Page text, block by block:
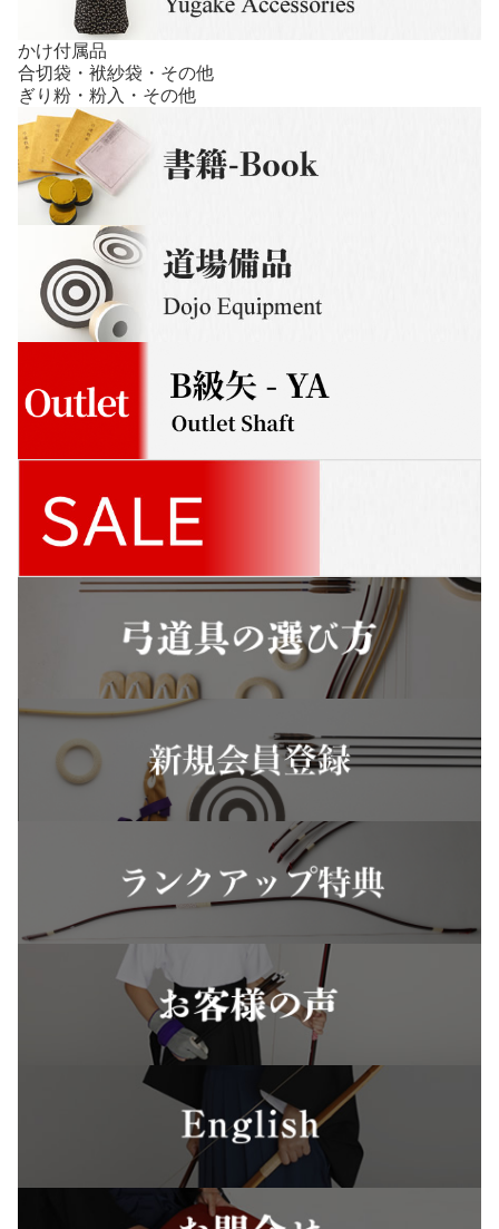
かけ付属品
合切袋・袱紗袋・その他
ぎり粉・粉入・その他